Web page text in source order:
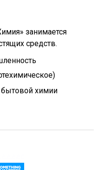
занимается
средств.
химии